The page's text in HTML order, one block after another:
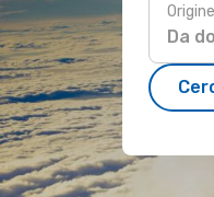
Origine